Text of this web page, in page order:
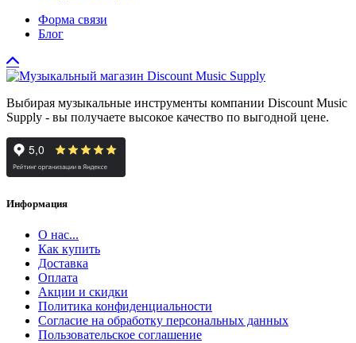
Форма связи
Блог
Выбирая музыкальные инструменты компании Discount Music
Supply - вы получаете высокое качество по выгодной цене.
Информация
О нас...
Как купить
Доставка
Оплата
Акции и скидки
Политика конфиденциальности
Согласие на обработку персональных данных
Пользовательское соглашение